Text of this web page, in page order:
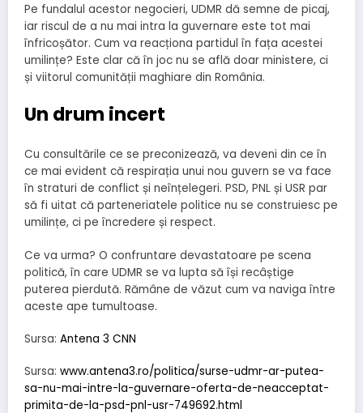
Pe fundalul acestor negocieri, UDMR dă semne de picaj,
iar riscul de a nu mai intra la guvernare este tot mai
înfricoșător. Cum va reacționa partidul în fața acestei
umilințe? Este clar că în joc nu se află doar ministere, ci
și viitorul comunității maghiare din România.
Un drum incert
Cu consultările ce se preconizează, va deveni din ce în
ce mai evident că respirația unui nou guvern se va face
în straturi de conflict și neînțelegeri. PSD, PNL și USR par
să fi uitat că parteneriatele politice nu se construiesc pe
umilințe, ci pe încredere și respect.
Ce va urma? O confruntare devastatoare pe scena
politică, în care UDMR se va lupta să își recâștige
puterea pierdută. Rămâne de văzut cum va naviga între
aceste ape tumultoase.
Sursa: Antena 3 CNN
Sursa: www.antena3.ro/politica/surse-udmr-ar-putea-
sa-nu-mai-intre-la-guvernare-oferta-de-neacceptat-
primita-de-la-psd-pnl-usr-749692.html